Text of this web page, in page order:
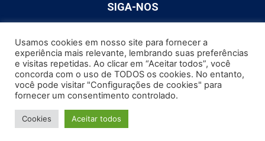
SIGA-NOS
Formulário de Consentimento
Política de Cookies
Política de Privacidade
© Sindicato dos Trabalhadores Metalúrgicos de Piracicaba e Região
1947 - 2022
Como podemos te Ajudar?
Usamos cookies em nosso site para fornecer a
experiência mais relevante, lembrando suas preferências
e visitas repetidas. Ao clicar em “Aceitar todos”, você
concorda com o uso de TODOS os cookies. No entanto,
você pode visitar "Configurações de cookies" para
fornecer um consentimento controlado.
Cookies Aceitar todos